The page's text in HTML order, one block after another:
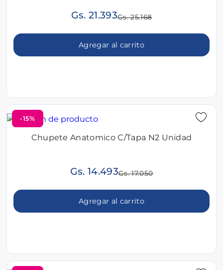
Gs. 21.393Gs. 25.168
Agregar al carrito
-15%
Chupete Anatomico C/Tapa N2 Unidad
Gs. 14.493Gs. 17.050
Agregar al carrito